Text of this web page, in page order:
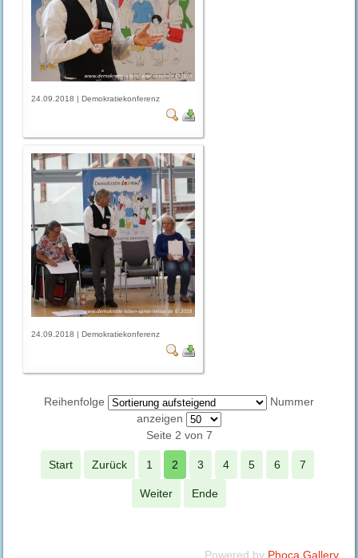
24.09.2018 | Demokratiekonferenz
24.09.2018 | Demokratiekonferenz
Reihenfolge
Nummer
anzeigen
Seite 2 von 7
Start Zurück 1 2 3 4 5 6 7
Weiter Ende
Powered by Phoca Gallery